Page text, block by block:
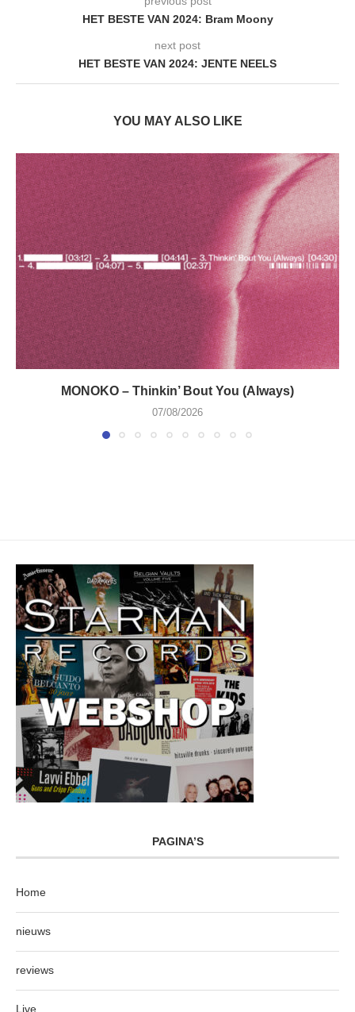
HET BESTE VAN 2024: Bram Moony
next post
HET BESTE VAN 2024: JENTE NEELS
YOU MAY ALSO LIKE
MONOKO – Thinkin’ Bout You (Always)
07/08/2026
PAGINA’S
Home
nieuws
reviews
Live